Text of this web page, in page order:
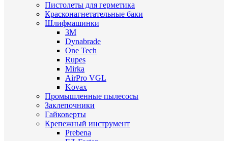
Пистолеты для герметика
Красконагнетательные баки
Шлифмашинки
3M
Dynabrade
One Tech
Rupes
Mirka
AirPro VGL
Kovax
Промышленные пылесосы
Заклепочники
Гайковерты
Крепежный инструмент
Prebena